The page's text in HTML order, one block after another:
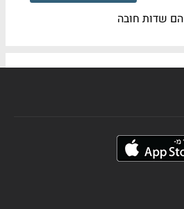
הם שדות חובה